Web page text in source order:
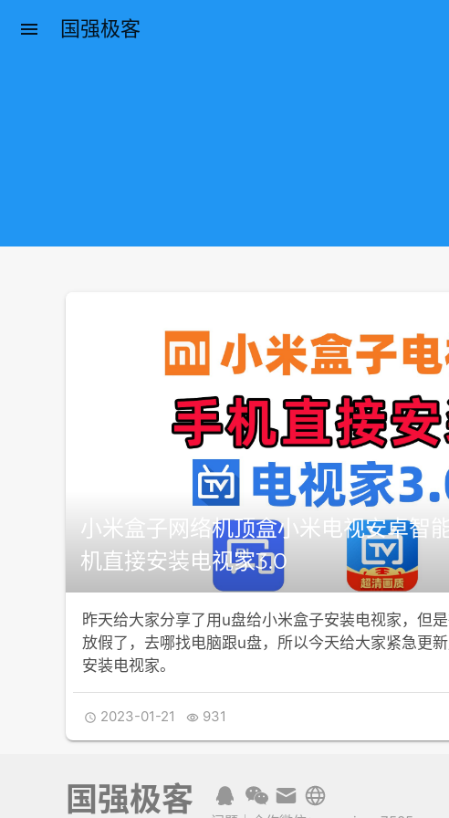
menu 国强极客
小米盒子网络机顶盒小米电视安卓智
机直接安装电视家3.0
昨天给大家分享了用u盘给小米盒子安装电视家，但
放假了，去哪找电脑跟u盘，所以今天给大家紧急更
安装电视家。
 2023-01-21  931
国强极客